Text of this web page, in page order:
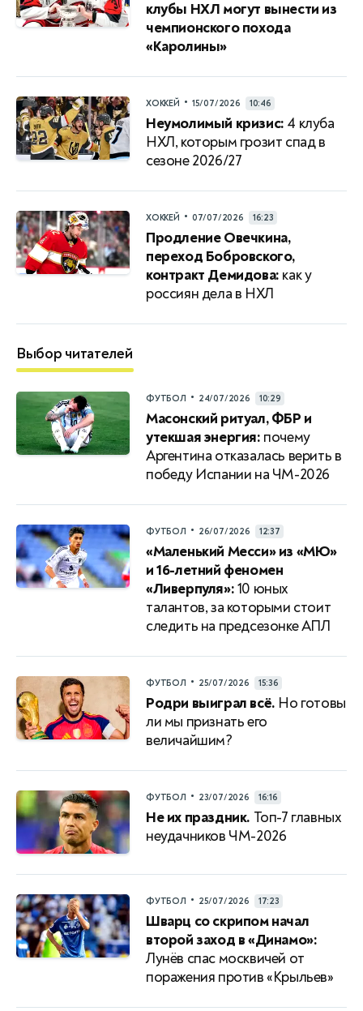
клубы НХЛ могут вынести из
чемпионского похода
«Каролины»
ХОККЕЙ • 15/07/2026 10:46
Неумолимый кризис: 4 клуба
НХЛ, которым грозит спад в
сезоне 2026/27
ХОККЕЙ • 07/07/2026 16:23
Продление Овечкина,
переход Бобровского,
контракт Демидова: как у
россиян дела в НХЛ
Выбор читателей
ФУТБОЛ • 24/07/2026 10:29
Масонский ритуал, ФБР и
утекшая энергия: почему
Аргентина отказалась верить в
победу Испании на ЧМ-2026
ФУТБОЛ • 26/07/2026 12:37
«Маленький Месси» из «МЮ»
и 16-летний феномен
«Ливерпуля»:10 юных
талантов, за которыми стоит
следить на предсезонке АПЛ
ФУТБОЛ • 25/07/2026 15:36
Родри выиграл всё. Но готовы
ли мы признать его
величайшим?
ФУТБОЛ • 23/07/2026 16:16
Не их праздник. Топ-7 главных
неудачников ЧМ-2026
ФУТБОЛ • 25/07/2026 17:23
Шварц со скрипом начал
второй заход в «Динамо»:
Лунёв спас москвичей от
поражения против «Крыльев»